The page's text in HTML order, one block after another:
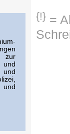
und
{!} =